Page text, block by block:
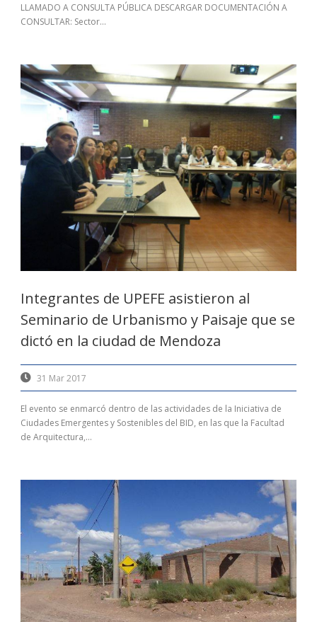
LLAMADO A CONSULTA PÚBLICA DESCARGAR DOCUMENTACIÓN A
CONSULTAR: Sector...
Integrantes de UPEFE asistieron al
Seminario de Urbanismo y Paisaje que se
dictó en la ciudad de Mendoza
31 Mar 2017
El evento se enmarcó dentro de las actividades de la Iniciativa de
Ciudades Emergentes y Sostenibles del BID, en las que la Facultad
de Arquitectura,...